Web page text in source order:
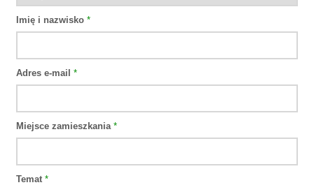
Imię i nazwisko *
Adres e-mail *
Miejsce zamieszkania *
Temat *